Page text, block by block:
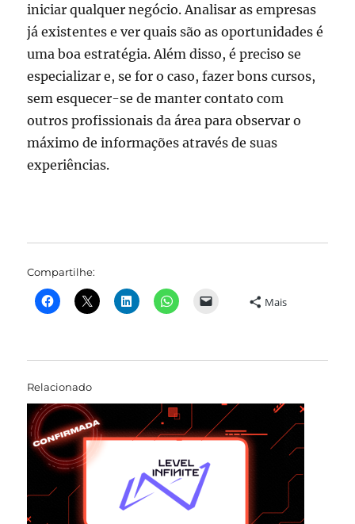
iniciar qualquer negócio. Analisar as empresas
já existentes e ver quais são as oportunidades é
uma boa estratégia. Além disso, é preciso se
especializar e, se for o caso, fazer bons cursos,
sem esquecer-se de manter contato com
outros profissionais da área para observar o
máximo de informações através de suas
experiências.
Compartilhe:
Mais
Relacionado